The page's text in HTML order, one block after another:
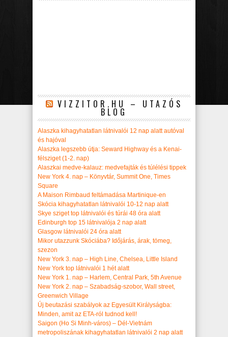
VIZZITOR.HU – UTAZÓS
BLOG
Alaszka kihagyhatatlan látnivalói 12 nap alatt autóval
és hajóval
Alaszka legszebb útja: Seward Highway és a Kenai-
félsziget (1-2. nap)
Alaszkai medve-kalauz: medvefajták és túlélési tippek
New York 4. nap – Könyvtár, Summit One, Times
Square
A Maison Rimbaud feltámadása Martinique-en
Skócia kihagyhatatlan látnivalói 10-12 nap alatt
Skye sziget top látnivalói és túrái 48 óra alatt
Edinburgh top 15 látnivalója 2 nap alatt
Glasgow látnivalói 24 óra alatt
Mikor utazzunk Skóciába? Időjárás, árak, tömeg,
szezon
New York 3. nap – High Line, Chelsea, Little Island
New York top látnivalói 1 hét alatt
New York 1. nap – Harlem, Central Park, 5th Avenue
New York 2. nap – Szabadság-szobor, Wall street,
Greenwich Village
Új beutazási szabályok az Egyesült Királyságba:
Minden, amit az ETA-ról tudnod kell!
Saigon (Ho Si Minh-város) – Dél-Vietnám
metropoliszának kihagyhatatlan látnivalói 2 nap alatt